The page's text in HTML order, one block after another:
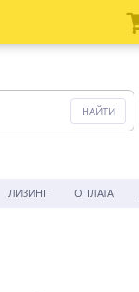
ЛИЗИНГ ОПЛАТА